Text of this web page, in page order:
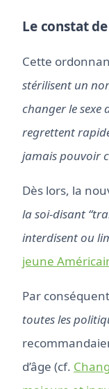
Le constat
Cette
stérilisent un
changer le sexe
regrettent
jamais pouvoir
Dès lors, la
la soi-disant
interdisent ou
jeune
Par
toutes les
d’âge (cf.